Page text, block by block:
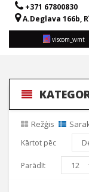
+371 67800830
A.Deglava 166b,
viscom_wmt
Režģis
Kārtot pēc
Parādīt